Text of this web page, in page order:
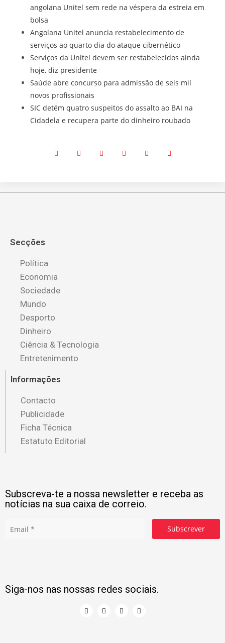
angolana Unitel sem rede na véspera da estreia em
bolsa
Angolana Unitel anuncia restabelecimento de
serviços ao quarto dia do ataque cibernético
Serviços da Unitel devem ser restabelecidos ainda
hoje, diz presidente
Saúde abre concurso para admissão de seis mil
novos profissionais
SIC detém quatro suspeitos do assalto ao BAI na
Cidadela e recupera parte do dinheiro roubado
Secções
Política
Economia
Sociedade
Mundo
Desporto
Dinheiro
Ciência & Tecnologia
Entretenimento
Informações
Contacto
Publicidade
Ficha Técnica
Estatuto Editorial
Subscreva-te a nossa newsletter e receba as
notícias na sua caixa de correio.
Subscrever
Siga-nos nas nossas redes sociais.